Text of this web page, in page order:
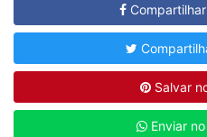
Salvar
Enviar